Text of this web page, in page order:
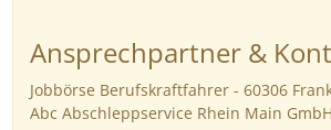
Ansprechpartner &
Jobbörse Berufskraftfahrer - 60306
Abc Abschleppservice Rhein Main